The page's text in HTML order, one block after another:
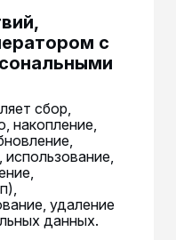
с
сбор,
накопление,
удаление
данных.